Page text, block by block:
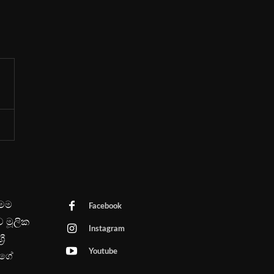
මූලික
Facebook
Instagram
Youtube